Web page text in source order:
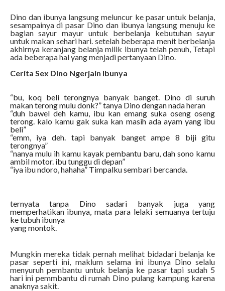
Dino dan ibunya langsung meluncur ke pasar untuk belanja,
sesampainya di pasar Dino dan ibunya langsung menuju ke
bagian sayur mayur untuk berbelanja kebutuhan sayur
untuk makan sehari hari. setelah beberapa menit berbelanja
akhirnya keranjang belanja milik ibunya telah penuh, Tetapi
ada beberapa hal yang menjadi pertanyaan Dino.
Cerita Sex Dino Ngerjain Ibunya
“bu, koq beli terongnya banyak banget. Dino di suruh
makan terong mulu donk?” tanya Dino dengan nada heran
“duh bawel deh kamu, ibu kan emang suka oseng oseng
terong. kalo kamu gak suka kan masih ada ayam yang ibu
beli”
“emm, iya deh. tapi banyak banget ampe 8 biji gitu
terongnya”
“nanya mulu ih kamu kayak pembantu baru, dah sono kamu
ambil motor. ibu tunggu di depan”
“iya ibu ndoro, hahaha” Timpalku sembari bercanda.
ternyata tanpa Dino sadari banyak juga yang
memperhatikan ibunya, mata para lelaki semuanya tertuju
ke tubuh ibunya
yang montok.
Mungkin mereka tidak pernah melihat bidadari belanja ke
pasar seperti ini, maklum selama ini ibunya Dino selalu
menyuruh pembantu untuk belanja ke pasar tapi sudah 5
hari ini pemmbantu di rumah Dino pulang kampung karena
anaknya sakit.